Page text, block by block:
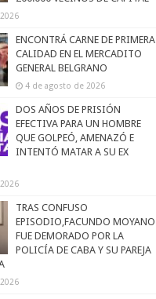
ENCONTRÁ CARNE DE PRIMERA
CALIDAD EN EL MERCADITO
GENERAL BELGRANO
4 de agosto de 2026
DOS AÑOS DE PRISIÓN
EFECTIVA PARA UN HOMBRE
QUE GOLPEÓ, AMENAZÓ E
INTENTÓ MATAR A SU EX
TRAS CONFUSO
EPISODIO,FACUNDO MOYANO
FUE DEMORADO POR LA
POLICÍA DE CABA Y SU PAREJA